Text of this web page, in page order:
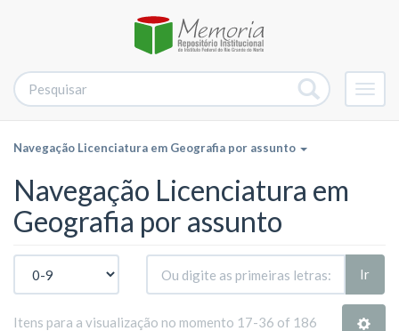
Navegação Licenciatura em Geografia por assunto
Navegação Licenciatura em
Geografia por assunto
Ir
Itens para a visualização no momento 17-36 of 186